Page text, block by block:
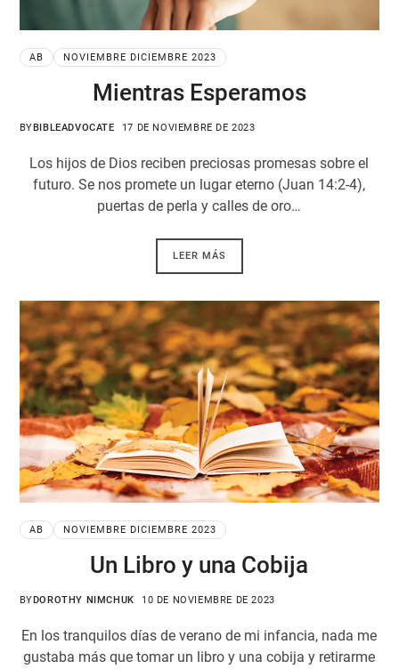
AB NOVIEMBRE DICIEMBRE 2023
Mientras Esperamos
BYBIBLEADVOCATE 17 DE NOVIEMBRE DE 2023
Los hijos de Dios reciben preciosas promesas sobre el
futuro. Se nos promete un lugar eterno (Juan 14:2-4),
puertas de perla y calles de oro…
LEER MÁS
AB NOVIEMBRE DICIEMBRE 2023
Un Libro y una Cobija
BY DOROTHY NIMCHUK 10 DE NOVIEMBRE DE 2023
En los tranquilos días de verano de mi infancia, nada me
gustaba más que tomar un libro y una cobija y retirarme